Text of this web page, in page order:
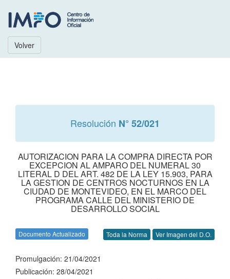
Volver
Resolución N° 52/021
AUTORIZACION PARA LA COMPRA DIRECTA POR
EXCEPCION AL AMPARO DEL NUMERAL 30
LITERAL D DEL ART. 482 DE LA LEY 15.903, PARA
LA GESTION DE CENTROS NOCTURNOS EN LA
CIUDAD DE MONTEVIDEO, EN EL MARCO DEL
PROGRAMA CALLE DEL MINISTERIO DE
DESARROLLO SOCIAL
Documento Actualizado Toda la Norma Ver Imagen del D.O.
Promulgación: 21/04/2021
Publicación: 28/04/2021